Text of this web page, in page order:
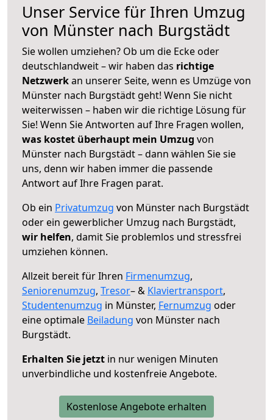
Unser Service für Ihren Umzug
von Münster nach Burgstädt
Sie wollen umziehen? Ob um die Ecke oder
deutschlandweit – wir haben das richtige
Netzwerkan unserer Seite, wenn es Umzüge von
Münster nach Burgstädt geht! Wenn Sie nicht
weiterwissen – haben wir die richtige Lösung für
Sie! Wenn Sie Antworten auf Ihre Fragen wollen,
was kostet überhaupt mein Umzug von
Münster nach Burgstädt – dann wählen Sie sie
uns, denn wir haben immer die passende
Antwort auf Ihre Fragen parat.
Ob ein Privatumzug von Münster nach Burgstädt
oder ein gewerblicher Umzug nach Burgstädt,
wir helfen, damit Sie problemlos und stressfrei
umziehen können.
Allzeit bereit für Ihren Firmenumzug,
Seniorenumzug, Tresor– & Klaviertransport,
Studentenumzug in Münster, Fernumzug oder
eine optimale Beiladung von Münster nach
Burgstädt.
Erhalten Sie jetzt in nur wenigen Minuten
unverbindliche und kostenfreie Angebote.
Kostenlose Angebote erhalten